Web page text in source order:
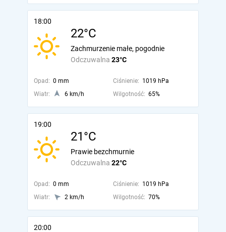
18:00
22°C
Odczuwalna 23°C
Zachmurzenie małe, pogodnie
Opad: 0 mm Ciśnienie: 1019 hPa
Wiatr:
6 km/h Wilgotność: 65%
19:00
21°C
Odczuwalna 22°C
Prawie bezchmurnie
Opad: 0 mm Ciśnienie: 1019 hPa
Wiatr:
2 km/h Wilgotność: 70%
20:00